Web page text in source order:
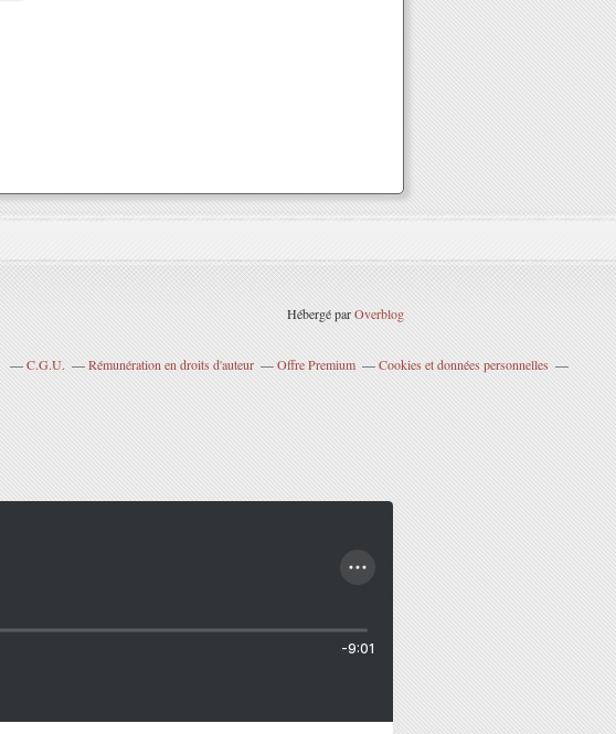
Hébergé parOverblog
C.G.U. Rémunération en droits d'auteur Offre Premium
Cookies et données personnelles
-9:01